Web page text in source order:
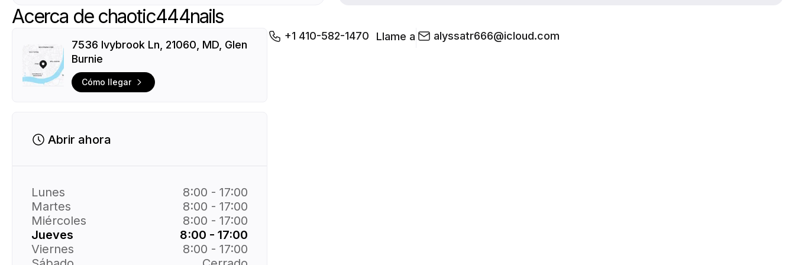
Acerca de chaotic444nails
7536 Ivybrook Ln, 21060, MD, Glen
Burnie
Cómo llegar
Abrir ahora
Lunes
8:00 - 17:00
Martes
8:00 - 17:00
Miércoles
8:00 - 17:00
Jueves
8:00 - 17:00
Viernes
8:00 - 17:00
+1 410-582-1470 Llame a alyssatr666@icloud.com